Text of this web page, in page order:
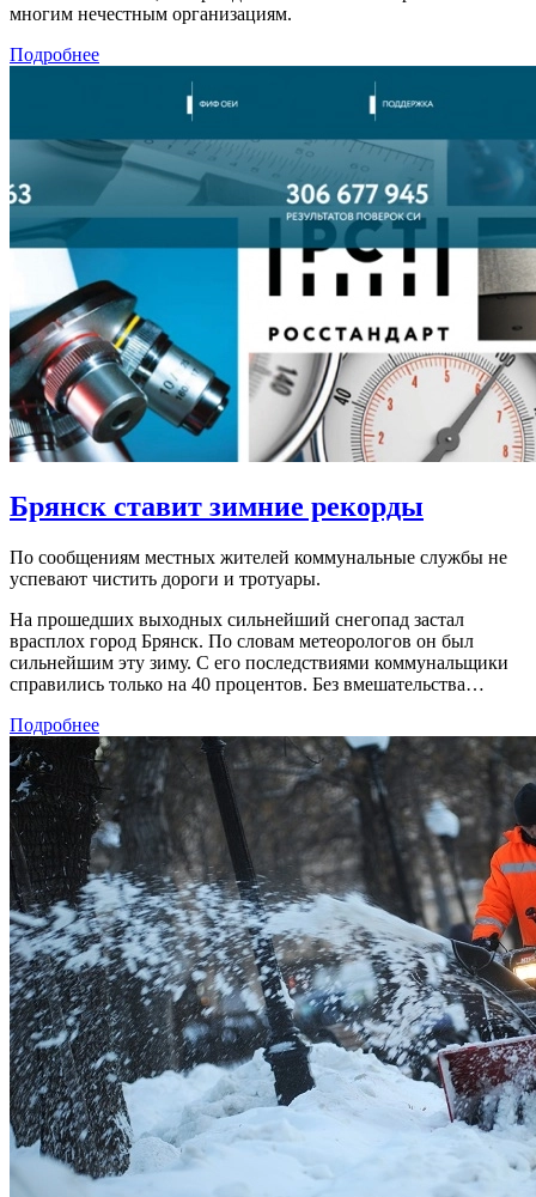
многим нечестным организациям.
Подробнее
Брянск ставит зимние рекорды
По сообщениям местных жителей коммунальные службы не
успевают чистить дороги и тротуары.
На прошедших выходных сильнейший снегопад застал
врасплох город Брянск. По словам метеорологов он был
сильнейшим эту зиму. С его последствиями коммунальщики
справились только на 40 процентов. Без вмешательства…
Подробнее